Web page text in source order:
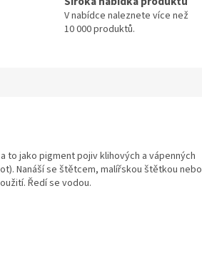
V nabídce naleznete více než
10 000 produktů.
to jako pigment pojiv klihových a vápenných
Nanáší se štětcem, malířskou štětkou nebo
Ředí se vodou.